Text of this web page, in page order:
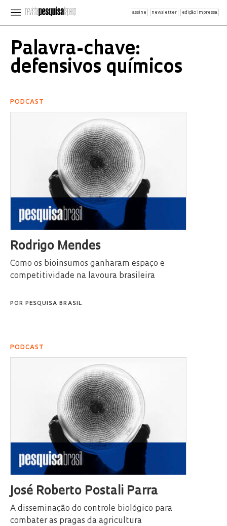
assine newsletter edição impressa
Palavra-chave:
defensivos químicos
PODCAST
Rodrigo Mendes
Como os bioinsumos ganharam espaço e
competitividade na lavoura brasileira
POR PESQUISA BRASIL
PODCAST
José Roberto Postali Parra
A disseminação do controle biológico para
combater as pragas da agricultura